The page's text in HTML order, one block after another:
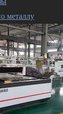
металлу